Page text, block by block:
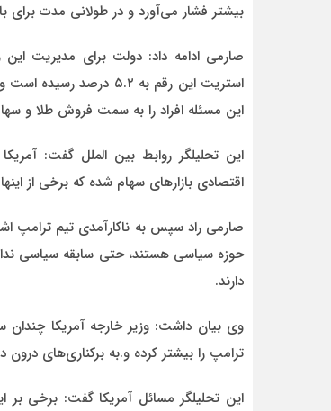
بیشتر فشار می‌آورد و در طولانی مدت
صارمی ادامه داد: دولت برای مدیریت
استریت این رقم به
این مسئله افراد را به سمت فروش طلا و
این تحلیلگر روابط بین الملل گفت:
اقتصادی بازارهای سهام شده که برخی از اینها در ۱۵۰ سال گذشته
صارمی راد سپس به ناکارآمدی تیم ترامپ
حوزه سیاسی هستند، حتی سابقه سیاسی
دارند.
وی بیان داشت: وزیر خارجه آمریکا
ترامپ را بیشتر کرده و.به برکناری‌های
این تحلیلگر مسائل آمریکا گفت: برخی